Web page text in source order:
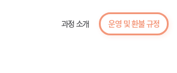
과정 소개 운영 및 환불 규정